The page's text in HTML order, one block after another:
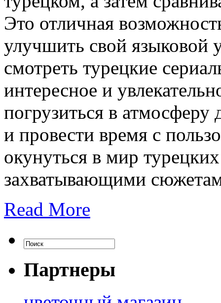
Это отличная
улучшить свой языковой
смотреть турецкие
интересное и
погрузиться в атмосферу
и провести время с
окунуться в мир
захватывающими
Read More
Партнеры